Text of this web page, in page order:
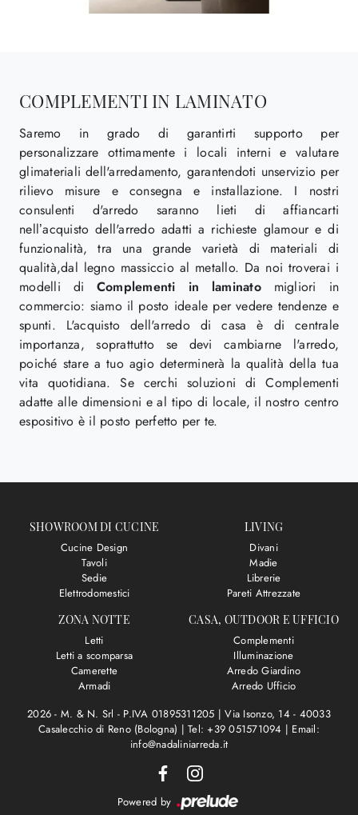
COMPLEMENTI IN LAMINATO
Saremo in grado di garantirti supporto per
personalizzare ottimamente i locali interni e valutare
glimateriali dell'arredamento, garantendoti unservizio per
rilievo misure e consegna e installazione. I nostri
consulenti d'arredo saranno lieti di affiancarti
nell’acquisto dell'arredo adatti a richieste glamour e di
funzionalità, tra una grande varietà di materiali di
qualità,dal legno massiccio al metallo. Da noi troverai i
modelli di Complementi in laminatomigliori in
commercio: siamo il posto ideale per vedere tendenze e
spunti. L'acquisto dell'arredo di casa è di centrale
importanza, soprattutto se devi cambiarne l'arredo,
poiché stare a tuo agio determinerà la qualità della tua
vita quotidiana. Se cerchi soluzioni di Complementi
adatte alle dimensioni e al tipo di locale, il nostro centro
espositivo è il posto perfetto per te.
SHOWROOM DI CUCINE
Cucine Design
Tavoli
Sedie
Elettrodomestici
LIVING
Divani
Madie
Librerie
Pareti Attrezzate
ZONA NOTTE
Letti
Letti a scomparsa
Camerette
Armadi
CASA, OUTDOOR E UFFICIO
Complementi
Illuminazione
Arredo Giardino
Arredo Ufficio
2026 - M. & N. Srl - P.IVA 01895311205 |Via Isonzo, 14 - 40033
Casalecchio di Reno (Bologna) |Tel: +39 051571094 | Email:
info@nadaliniarreda.it
Powered by